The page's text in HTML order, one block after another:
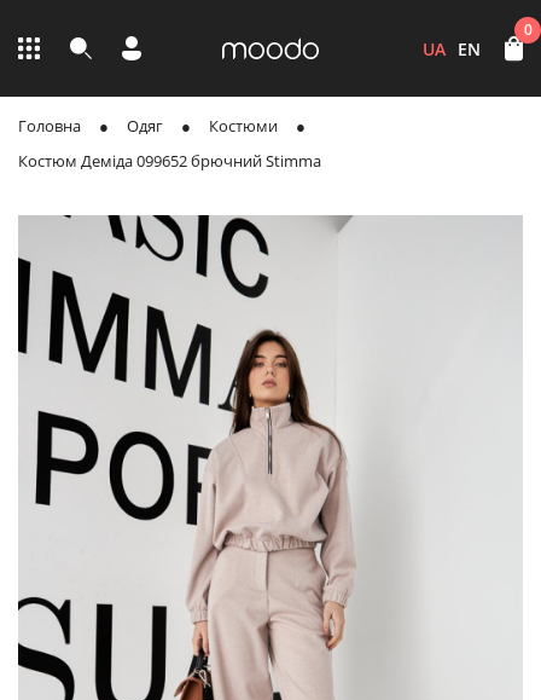
UA EN
0
Головна Одяг
Костюми
Костюм Деміда 099652 брючний Stimma